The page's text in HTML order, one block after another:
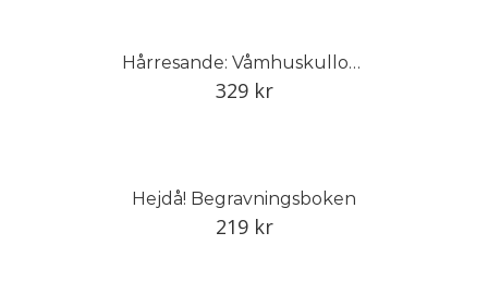
Hårresande: Våmhuskullornas hårsmycken och vandringar
329 kr
Hejdå! Begravningsboken
219 kr